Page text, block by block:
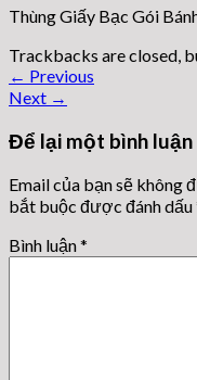
Thùng Giấy Bạc Gói
Trackbacks are closed,
← Previous
Next →
Để lại một bình luận
Email của bạn sẽ không
bắt buộc được đánh dấu
Bình luận*